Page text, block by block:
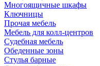
Многоящичные шкафы
Ключницы
Прочая мебель
Мебель для колл-центров
Судебная мебель
Обеденные зоны
Стулья барные